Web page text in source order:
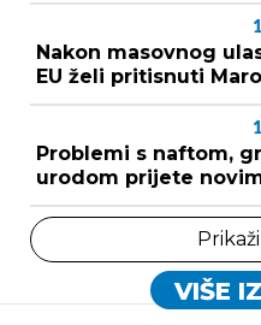
Nakon masovnog
EU želi pritisnuti
Problemi s naftom,
urodom prijete
VIŠE